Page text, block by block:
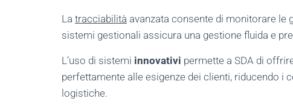
La tracciabilità avanzata consente di monitorare le
sistemi gestionali assicura una gestione fluida e
L’uso di sistemi innovativi permette a SDA di
perfettamente alle esigenze dei clienti, riducendo i
logistiche.